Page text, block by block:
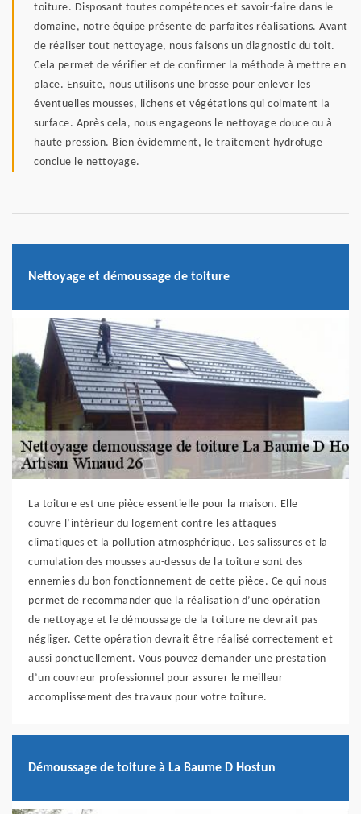
toiture. Disposant toutes compétences et savoir-faire dans le
domaine, notre équipe présente de parfaites réalisations. Avant
de réaliser tout nettoyage, nous faisons un diagnostic du toit.
Cela permet de vérifier et de confirmer la méthode à mettre en
place. Ensuite, nous utilisons une brosse pour enlever les
éventuelles mousses, lichens et végétations qui colmatent la
surface. Après cela, nous engageons le nettoyage douce ou à
haute pression. Bien évidemment, le traitement hydrofuge
conclue le nettoyage.
Nettoyage et démoussage de toiture
La toiture est une pièce essentielle pour la maison. Elle
couvre l’intérieur du logement contre les attaques
climatiques et la pollution atmosphérique. Les salissures et la
cumulation des mousses au-dessus de la toiture sont des
ennemies du bon fonctionnement de cette pièce. Ce qui nous
permet de recommander que la réalisation d’une opération
de nettoyage et le démoussage de la toiture ne devrait pas
négliger. Cette opération devrait être réalisé correctement et
aussi ponctuellement. Vous pouvez demander une prestation
d’un couvreur professionnel pour assurer le meilleur
accomplissement des travaux pour votre toiture.
Démoussage de toiture à La Baume D Hostun